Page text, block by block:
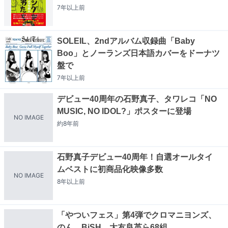
7年以上前
SOLEIL、2ndアルバム収録曲「Baby
Boo」とノーランズ日本語カバーをドーナツ
盤で
7年以上前
NO IMAGE
デビュー40周年の石野真子、タワレコ「NO
MUSIC, NO IDOL?」ポスターに登場
約8年前
NO IMAGE
石野真子デビュー40周年！自選オールタイ
ムベストに初商品化映像多数
8年以上前
「やついフェス」第4弾でクロマニヨンズ、